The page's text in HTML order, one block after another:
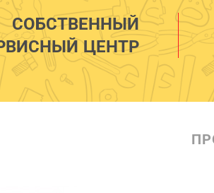
СОБСТВЕННЫЙ
ЦЕНТР